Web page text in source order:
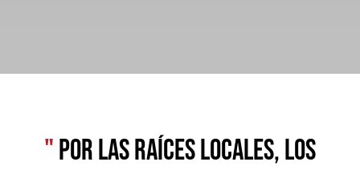
"Por las raíces locales, los